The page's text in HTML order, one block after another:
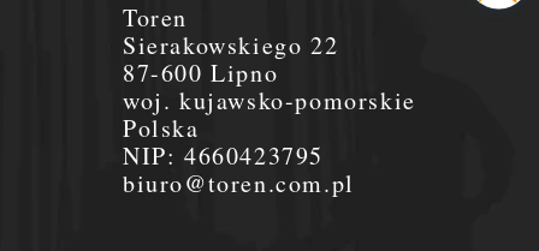
Toren
Sierakowskiego 22
87-600 Lipno
woj. kujawsko-pomorskie
Polska
NIP:4660423795
biuro@toren.com.pl